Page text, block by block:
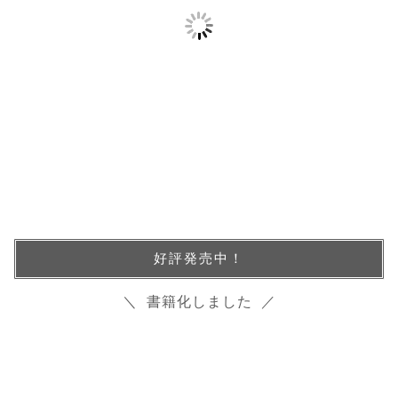
好評発売中！
＼ 書籍化しました ／